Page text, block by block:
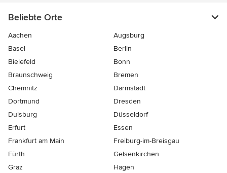
Beliebte Orte
Aachen
Augsburg
Basel
Berlin
Bielefeld
Bonn
Braunschweig
Bremen
Chemnitz
Darmstadt
Dortmund
Dresden
Duisburg
Düsseldorf
Erfurt
Essen
Frankfurt am Main
Freiburg-im-Breisgau
Fürth
Gelsenkirchen
Graz
Hagen